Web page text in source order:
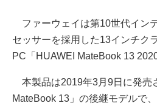
ファーウェイは第10世代イン
セッサーを採用した13インチク
PC「HUAWEI MateBook 13
本製品は2019年3月9日に発売
MateBook 13」の後継モデルで